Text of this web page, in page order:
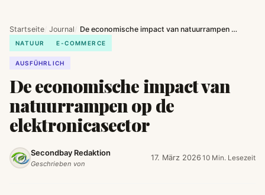
Startseite Journal De economische impact van natuurrampen op de elektronicasector
NATUUR E-COMMERCE
AUSFÜHRLICH
De economische impact van
natuurrampen op de
elektronicasector
Secondbay Redaktion
Geschrieben von
17. März 2026 10 Min. Lesezeit